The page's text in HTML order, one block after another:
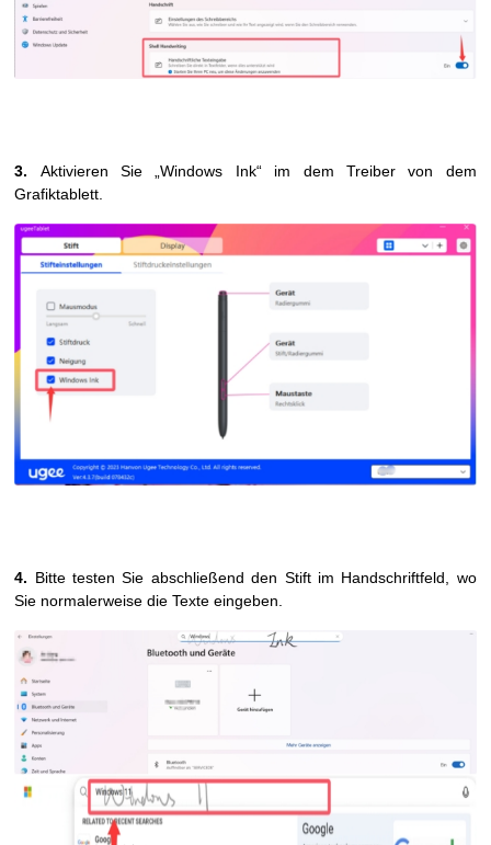
3. Aktivieren Sie „Windows Ink“ im dem Treiber
von dem
Grafiktablett.
4. Bitte testen Sie abschließend den Stift im Handschriftfeld, wo
Sie normalerweise die Texte eingeben.